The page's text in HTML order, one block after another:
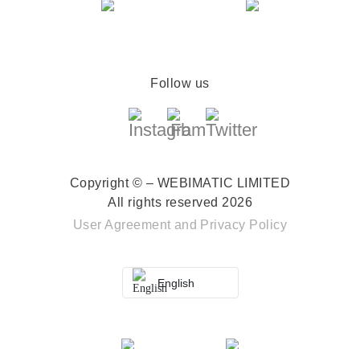
Follow us
Copyright © – WEBIMATIC LIMITED
All rights reserved 2026
User Agreement and Privacy Policy
English